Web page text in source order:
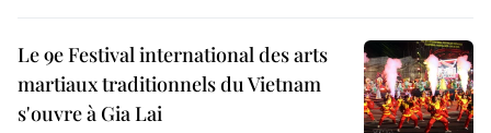
Le 9e Festival international des arts
martiaux traditionnels du Vietnam
s'ouvre à Gia Lai